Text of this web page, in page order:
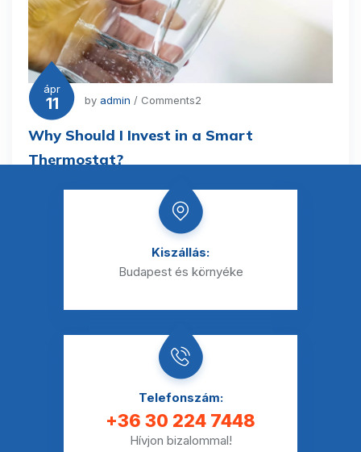
ápr
11 by admin / Comments2
Why Should I Invest in a Smart
Thermostat?
Kiszállás:
Budapest és környéke
Telefonszám:
+36 30 224 7448
Hívjon bizalommal!